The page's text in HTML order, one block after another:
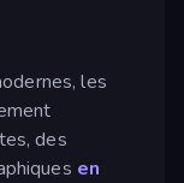
les
des
en